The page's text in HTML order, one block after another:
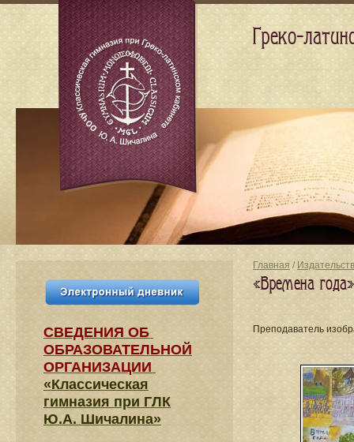
Главная /
«Времена
Преподаватель
СВЕДЕНИЯ​ ОБ
ОБРАЗОВАТЕЛЬНОЙ
ОРГАНИЗАЦИИ
«Классическая
гимназия при ГЛК
Ю.А. Шичалина»
Греко-